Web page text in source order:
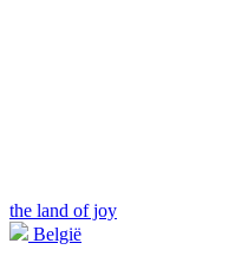
the land of joy
België